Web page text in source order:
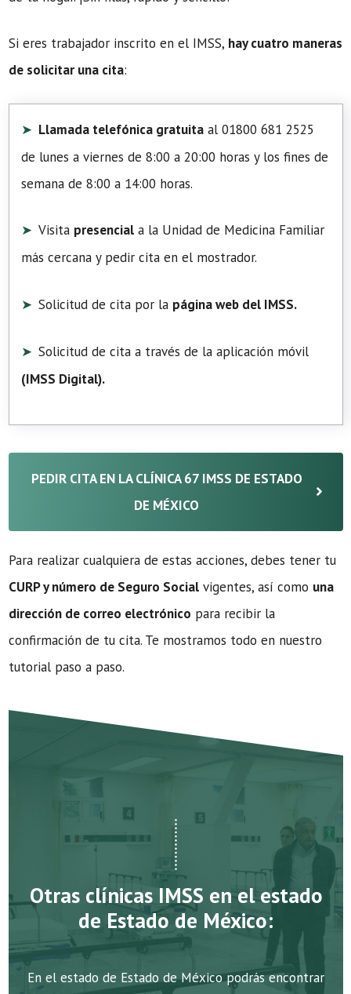
Si eres trabajador inscrito en el IMSS, hay cuatro maneras
de solicitar una cita:
Llamada telefónica gratuita al 01800 681 2525
de lunes a viernes de 8:00 a 20:00 horas y los fines de
semana de 8:00 a 14:00 horas.
Visita presencial a la Unidad de Medicina Familiar
más cercana y pedir cita en el mostrador.
Solicitud de cita por la página web del IMSS.
Solicitud de cita a través de la aplicación móvil
(IMSS Digital).
PEDIR CITA EN LA CLÍNICA 67 IMSS DE ESTADO
DE MÉXICO
Para realizar cualquiera de estas acciones, debes tener tu
CURP y número de Seguro Social vigentes, así como una
dirección de correo electrónico para recibir la
confirmación de tu cita. Te mostramos todo en nuestro
tutorial paso a paso.
Otras clínicas IMSS en el estado
de Estado de México:
En el estado de Estado de México podrás encontrar